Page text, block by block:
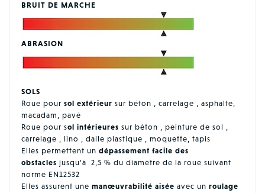
BRUIT DE MARCHE
ABRASION
SOLS
Roue pour sol extérieur sur béton , carrelage , asphalte,
macadam, pavé
Roue pour sol intérieures sur béton , peinture de sol ,
carrelage , lino , dalle plastique , moquette, tapis
Elles permettent un dépassement facile des
obstacles jusqu’à 2,5 % du diamètre de la roue suivant
norme EN12532
Elles assurent une manœuvrabilité aisée avec un roulage